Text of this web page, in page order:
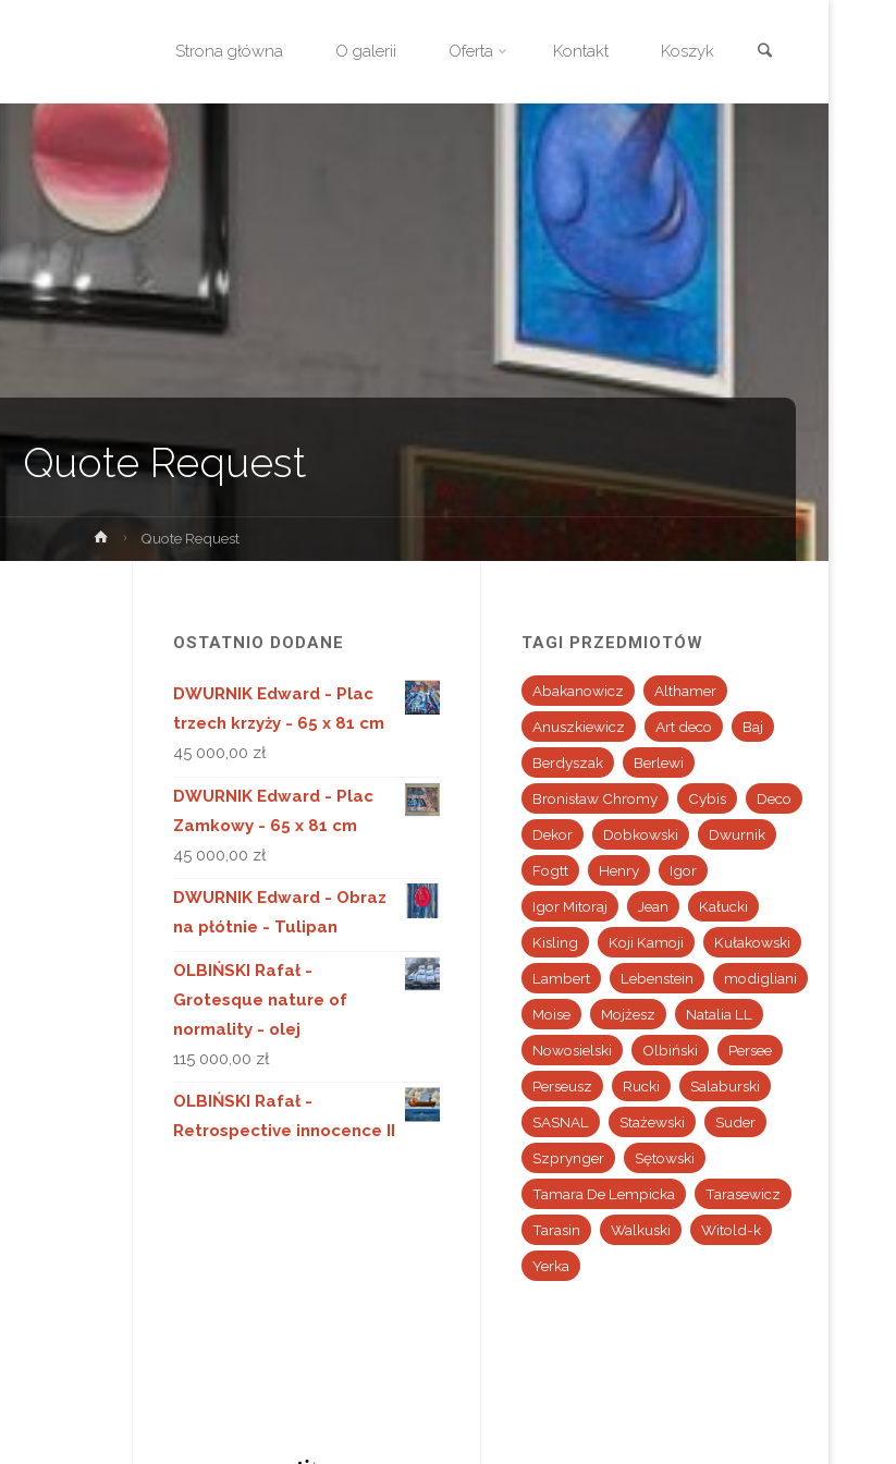
Strona główna O galerii Oferta Kontakt Koszyk
Quote Request
Strona
główna
Quote Request
OSTATNIO DODANE
DWURNIK Edward - Plac
trzech krzyży - 65 x 81 cm
45 000,00 zł
DWURNIK Edward - Plac
Zamkowy - 65 x 81 cm
45 000,00 zł
DWURNIK Edward - Obraz
na płótnie - Tulipan
OLBIŃSKI Rafał -
Grotesque nature of
normality - olej
115 000,00 zł
OLBIŃSKI Rafał -
Retrospective innocence II
TAGI PRZEDMIOTÓW
Abakanowicz Althamer
Anuszkiewicz Art deco Baj
Berdyszak Berlewi
Bronisław Chromy Cybis Deco
Dekor Dobkowski Dwurnik
Fogtt Henry Igor
Igor Mitoraj Jean Kałucki
Kisling Koji Kamoji Kułakowski
Lambert Lebenstein modigliani
Moise Mojżesz Natalia LL
Nowosielski Olbiński Persee
Perseusz Rucki Salaburski
SASNAL Stażewski Suder
Szprynger Sętowski
Tamara De Lempicka Tarasewicz
Tarasin Walkuski Witold-k
Yerka